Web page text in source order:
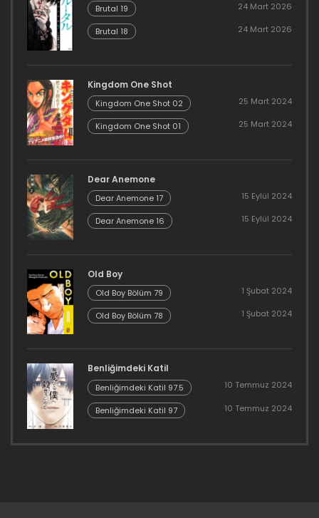
Brutal 19 24 Mart 2026
Brutal 18 24 Mart 2026
Kingdom One Shot
Kingdom One Shot 02 25 Mart 2024
Kingdom One Shot 01 25 Mart 2024
Dear Anemone
Dear Anemone 17 15 Eylül 2024
Dear Anemone 16 15 Eylül 2024
Old Boy
Old Boy Bölüm 79 1 Şubat 2024
Old Boy Bölüm 78 1 Şubat 2024
Benliğimdeki Katil
Benliğimdeki Katil 97.5 10 Temmuz 2024
Benliğimdeki Katil 97 10 Temmuz 2024